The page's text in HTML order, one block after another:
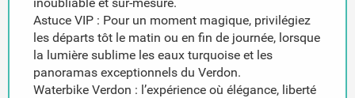
Astuce VIP : Pour un moment magique, privilégiez
les départs tôt le matin ou en fin de journée, lorsque
la lumière sublime les eaux turquoise et les
panoramas exceptionnels du Verdon.
Waterbike Verdon : l’expérience où élégance, liberté